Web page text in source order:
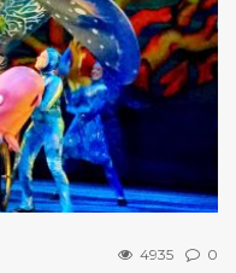
4935 0